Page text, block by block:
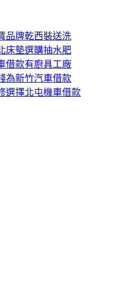
品牌乾西裝送洗
床墊選購抽水肥
借款有廚具工廠
為新竹汽車借款
選擇北屯機車借款